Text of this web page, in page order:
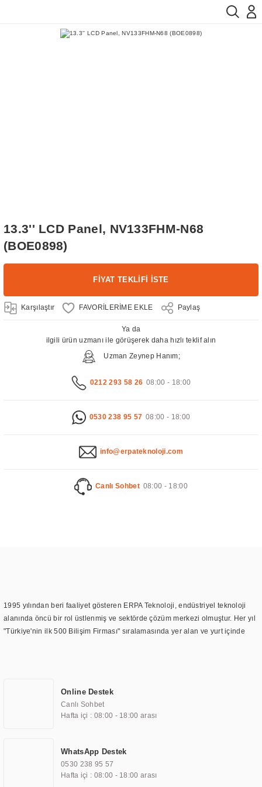
13.3'' LCD Panel, NV133FHM-N68
(BOE0898)
FİYAT TEKLİFİ İSTE
Karşılaştır Paylaş
Ya da
ilgili ürün uzmanı ile görüşerek daha hızlı teklif alın
Uzman Zeynep Hanım;
0212 293 58 26 08:00 - 18:00
0530 238 95 57 08:00 - 18:00
info@erpateknoloji.com
Canlı Sohbet 08:00 - 18:00
1995 yılından beri faaliyet gösteren ERPA Teknoloji, endüstriyel teknoloji
alanında öncü bir rol üstlenmiş ve sektörde çözüm merkezi olmuştur. Her yıl
"Türkiye'nin ilk 500 Bilişim Firması" sıralamasında yer alan ve yurt içinde
TOCHI markası altında kendi ürettiği ürünlerde kullanmıştır. Günümüzde
TOCHI; videowall, digital signage, kiosk, totem, akıllı durak ekranı, araç içi
ekran, asansör ekranı, digital menüboard, marin ekran, medikal ekran,
ekranları, endüstriyel ekranlar, kapı önü bilgi ekranları, panel PC,
endüstriyel Panel PC, mini PC, endüstriyel mini PC ve akıllı bina sistemleri
gibi çözümleri 4.5" ile 110” boyutları arasında üretebilirken, ayrıca standart
Online Destek
Canlı Sohbet
Hafta içi : 08:00 - 18:00 arası
WhatsApp Destek
0530 238 95 57
Hafta içi : 08:00 - 18:00 arası